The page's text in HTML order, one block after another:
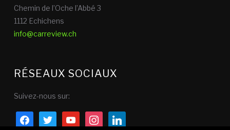
Chemin de l’Oche l’Abbé 3
1112 Echichens
info@carreview.ch
RÉSEAUX SOCIAUX
Suivez-nous sur:
facebooktwitter youtubeinstagramlinkedin